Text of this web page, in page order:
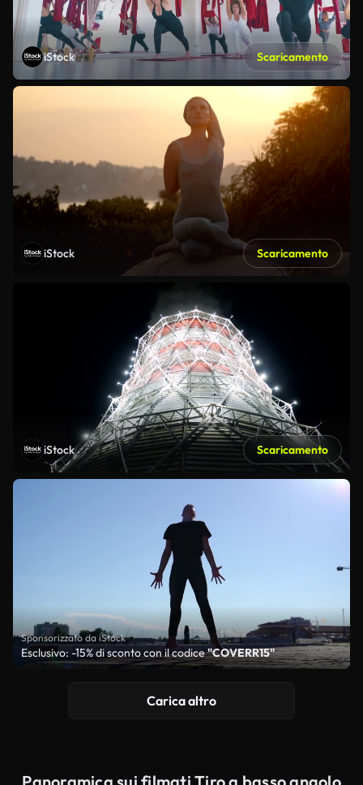
iStock Scaricamento
iStock Scaricamento
iStock Scaricamento
Sponsorizzato da iStock
Esclusivo: -15% di sconto con il codice"COVERR15"
Carica altro